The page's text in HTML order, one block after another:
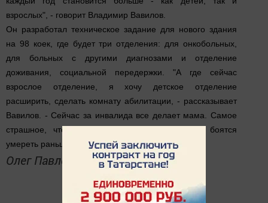
взрослых", - говорит Владимир Вавилов.
Он разработал техническое задание для нового здания
на 98 коек, где будет три отделения: для онкобольных,
для больных с другими диагнозами и отделение
доживания, социальной передержки. "А где сейчас
взрослое отделение, я хочу детское отделение
расширить, сделать комнату абилитации, - рассказывает
Вавилов. - Сейчас за инвалида все делает мама. Самое
страшное, что я слышу от родителей, - они боятся
умереть раньше своих детей".
Олег Павленко